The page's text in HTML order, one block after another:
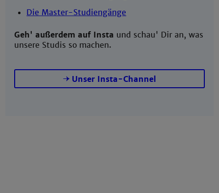
Die Master-Studiengänge
Geh' außerdem auf Insta und schau' Dir an, was
unsere Studis so machen.
Unser Insta-Channel